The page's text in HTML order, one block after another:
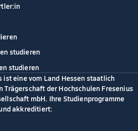
studieren
studieren
ist eine vom Land Hessen staatlich
Trägerschaft der Hochschulen Fresenius
mbH. Ihre Studienprogramme
akkreditiert: